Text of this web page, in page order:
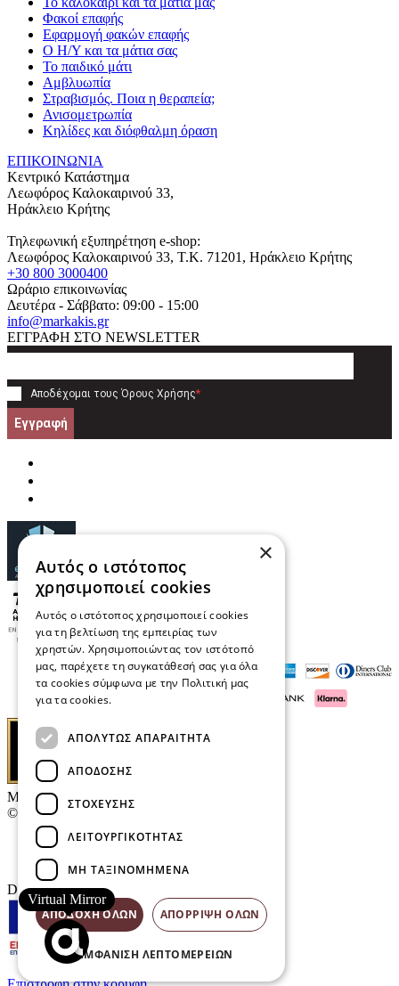
Φακοί επαφής
Εφαρμογή φακών επαφής
Ο Η/Υ και τα μάτια σας
Το παιδικό μάτι
Αμβλυωπία
Στραβισμός. Ποια η θεραπεία;
Ανισομετρωπία
Κηλίδες και διόφθαλμη όραση
ΕΠΙΚΟΙΝΩΝΙΑ
Κεντρικό Κατάστημα
Λεωφόρος Καλοκαιρινού 33,
Ηράκλειο Κρήτης
Τηλεφωνική εξυπηρέτηση e-shop:
Λεωφόρος Καλοκαιρινού 33, T.K. 71201 , Ηράκλειο Κρήτης
+30 800 3000400
Ωράριο επικοινωνίας
Δευτέρα - Σάββατο: 09:00 - 15:00
info@markakis.gr
ΕΓΓΡΑΦΗ ΣΤΟ NEWSLETTER
Αποδέχομαι τους Όρους Χρήσης*
Εγγραφή
Μαρκάκης Οπτικά
© 2026
Επικοινωνία
E-Volution Awards
Designed & developed by
Virtual Mirror
×
Αυτός ο ιστότοπος
χρησιμοποιεί cookies
Αυτός ο ιστότοπος χρησιμοποιεί cookies
για τη βελτίωση της εμπειρίας των
χρηστών. Χρησιμοποιώντας τον ιστότοπό
μας, παρέχετε τη συγκατάθεσή σας για όλα
τα cookies σύμφωνα με την Πολιτική μας
για τα cookies.
ΑΠΟΛΎΤΩΣ ΑΠΑΡΑΊΤΗΤΑ
ΑΠΌΔΟΣΗΣ
ΣΤΌΧΕΥΣΗΣ
ΛΕΙΤΟΥΡΓΙΚΌΤΗΤΑΣ
ΜΗ ΤΑΞΙΝΟΜΗΜΈΝΑ
ΑΠΟΔΟΧΉ ΌΛΩΝ ΑΠΌΡΡΙΨΗ ΌΛΩΝ
ΕΜΦΆΝΙΣΗ ΛΕΠΤΟΜΕΡΕΙΏΝ